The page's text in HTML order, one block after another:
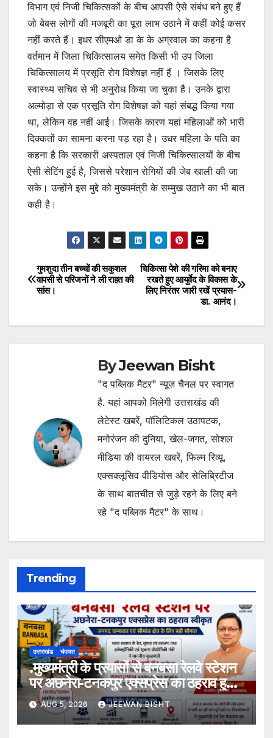
विभाग एवं निजी चिकित्सकों के बीच आपसी ऐसे संबंध बने हुए हैं
जो बेबस लोगों की मजबूरी का पूरा लाभ उठाने में कहीं कोई कसर
नहीं करते हैं। इधर सीएमओ डा के के अग्रवाल का कहना है
वर्तमान में जिला चिकित्सालय समेत किसी भी उप जिला
चिकित्सालय में प्रसूति रोग विशेषज्ञ नहीं हैं । जिसके लिए
स्वास्थ्य सचिव से भी अनुरोध किया जा चुका है। उनके द्वारा
अल्मोड़ा से एक प्रसूति रोग विशेषज्ञ को यहां संबद्ध किया गया
था, लेकिन वह नहीं आई। जिसके कारण यहां महिलाओं को भारी
दिक्कतों का सामना करना पड़ रहा है। उधर महिला के पति का
कहना है कि सरकारी अस्पताल एवं निजी चिकित्सालयों के बीच
ऐसी सेटिंग हुई है, जिससे परेशान रोगियों की जेब खाली की जा
सके। उन्होंने इस मुद्दे को मुख्यमंत्री के सम्मुख उठाने का भी बात
कही है।
Post
navigation
चिकित्सा पेशे की गरिमा को बनाए
रखते हुए आयुर्वेद के विकास के
लिए निरंतर जारी रखें प्रयास-
डा. आनंद।
गुमशुदा तीन बच्चों की सकुशल
वापसी से परिजनों ने ली राहत की
सांस।
ByJeewan Bisht
"द पब्लिक मैटर" न्यूज़ चैनल पर स्वागत
है. यहां आपको मिलेगी उत्तराखंड की
लेटेस्ट खबरें, पॉलिटिकल उठापटक,
मनोरंजन की दुनिया, खेल-जगत, सोशल
मीडिया की वायरल खबरें, फिल्म रिव्यू,
एक्सक्लूसिव वीडियोस और सेलिब्रिटीज
के साथ बातचीत से जुड़े रहने के लिए बने
रहे "द पब्लिक मैटर" के साथ।
Trending
उत्तराखंड चंपावत
.मुख्यमंत्री के प्रयासों से बनबसा रेलवे स्टेशन
पर अछनेरा-टनकपुर एक्सप्रेस का ठहराव हुआ
स्वीकृत
AUG 5, 2026 JEEWAN BISHT